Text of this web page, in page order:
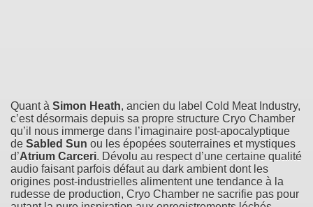
Quant à Simon Heath, ancien du label Cold Meat Industry,
c’est désormais depuis sa propre structure Cryo Chamber
qu’il nous immerge dans l’imaginaire post-apocalyptique
de Sabled Sun ou les épopées souterraines et mystiques
d’Atrium Carceri. Dévolu au respect d’une certaine qualité
audio faisant parfois défaut au dark ambient dont les
origines post-industrielles alimentent une tendance à la
rudesse de production, Cryo Chamber ne sacrifie pas pour